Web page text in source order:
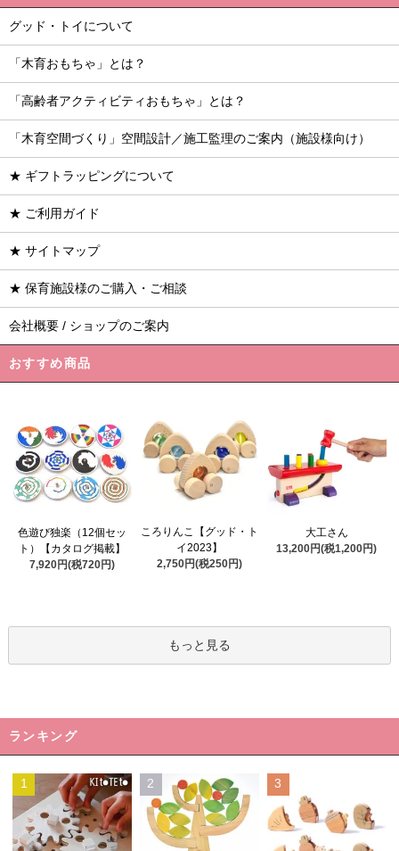
グッド・トイについて
「木育おもちゃ」とは？
「高齢者アクティビティおもちゃ」とは？
「木育空間づくり」空間設計／施工監理のご案内（施設様向け）
★ ギフトラッピングについて
★ ご利用ガイド
★ サイトマップ
★ 保育施設様のご購入・ご相談
会社概要 / ショップのご案内
おすすめ商品
色遊び独楽（12個セッ
ト）【カタログ掲載】
7,920円(税720円)
ころりんこ【グッド・ト
イ2023】
2,750円(税250円)
大工さん
13,200円(税1,200円)
もっと見る
ランキング
1 2 3